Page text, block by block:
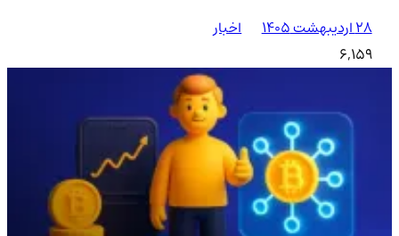
۲۸ اردیبهشت ۱۴۰۵
اخبار
6,159